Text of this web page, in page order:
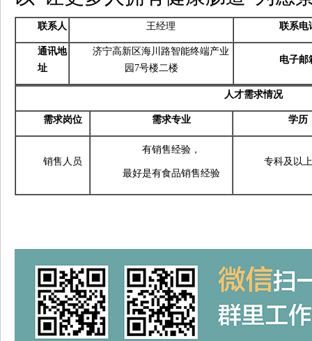
联系人 王经理 联系电
通讯地
址
济宁高新区海川路智能终端产业
园7号楼二楼
电子邮
人才需求情况
需求岗位 需求专业 学历
销售人员
有销售经验，
最好是有食品销售经验
专科及以